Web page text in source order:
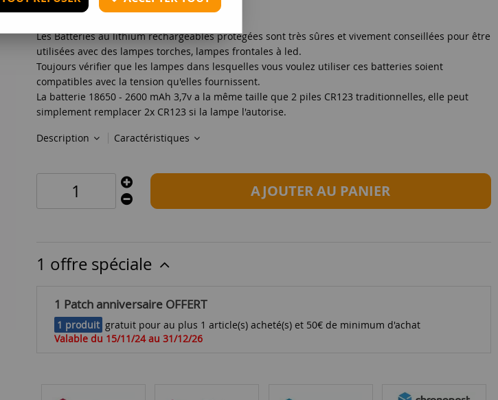
Les Batteries au lithium rechargeables protégées sont très sûres et vivement conseillées pour être
utilisées avec des lampes torches, lampes frontales à led.
Toujours vérifier que les lampes dans lesquelles vous voulez utiliser ces batteries soient
compatibles avec la tension qu'elles fournissent.
La batterie 18650 - 2600 mAh 3,7v a la même taille que 2 piles CR123 traditionnelles, elle peut
simplement remplacer 2x CR123 si la lampe l'autorise.
Description
Caractéristiques
AJOUTER AU PANIER
1 offre spéciale
1 Patch anniversaire OFFERT
1 produit gratuit pour au plus 1 article(s) acheté(s) et 50€ de minimum d'achat
Valable du 15/11/24 au 31/12/26